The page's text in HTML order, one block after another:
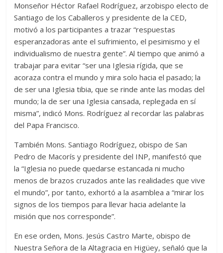
Monseñor Héctor Rafael Rodríguez, arzobispo electo de
Santiago de los Caballeros y presidente de la CED,
motivó a los participantes a trazar “respuestas
esperanzadoras ante el sufrimiento, el pesimismo y el
individualismo de nuestra gente”. Al tiempo que animó a
trabajar para evitar “ser una Iglesia rígida, que se
acoraza contra el mundo y mira solo hacia el pasado; la
de ser una Iglesia tibia, que se rinde ante las modas del
mundo; la de ser una Iglesia cansada, replegada en sí
misma”, indicó Mons. Rodríguez al recordar las palabras
del Papa Francisco.
También Mons. Santiago Rodríguez, obispo de San
Pedro de Macorís y presidente del INP, manifestó que
la “Iglesia no puede quedarse estancada ni mucho
menos de brazos cruzados ante las realidades que vive
el mundo”, por tanto, exhortó a la asamblea a “mirar los
signos de los tiempos para llevar hacia adelante la
misión que nos corresponde”.
En ese orden, Mons. Jesús Castro Marte, obispo de
Nuestra Señora de la Altagracia en Higüey, señaló que la